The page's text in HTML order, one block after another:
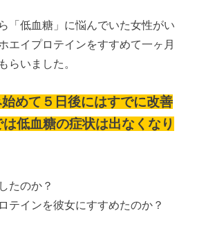
「低血糖」に悩んでいた女性がい
エイプロテインをすすめて一ヶ月
らいました。
めて５日後にはすでに改善
低血糖の症状は出なくなり
たのか？
テインを彼女にすすめたのか？